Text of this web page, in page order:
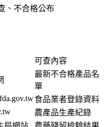
、不合格公布
可查內容
最新不合格產品名
單
食品業者登錄資料
農產品生產紀錄